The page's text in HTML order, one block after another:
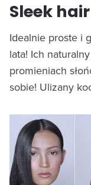
Sleek hair
Idealnie proste i
lata! Ich
promieniach
sobie! Ulizany